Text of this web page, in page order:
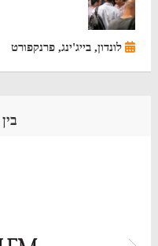
לונדון, בייג'ינג, פרנקפורט